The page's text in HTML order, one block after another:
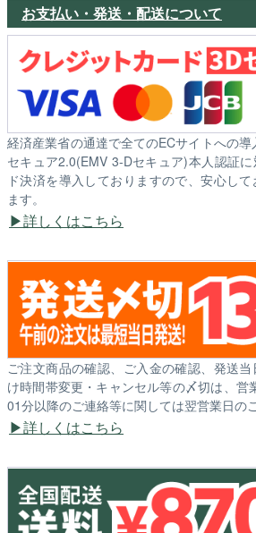
お支払い・発送・配送について
経済産業省の通達で全てのECサイトへの
セキュア2.0(EMV 3-Dセキュア)本人認証
ド決済を導入しておりますので、安心し
ます。
詳しくはこちら
ご注文商品の確認、ご入金の確認、発送
け時間帯変更・キャンセル等の〆切は、営
01分以降のご連絡等に関しては翌営業日の
詳しくはこちら